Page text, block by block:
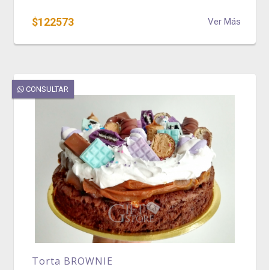
$122573 Ver Más
CONSULTAR
Torta BROWNIE